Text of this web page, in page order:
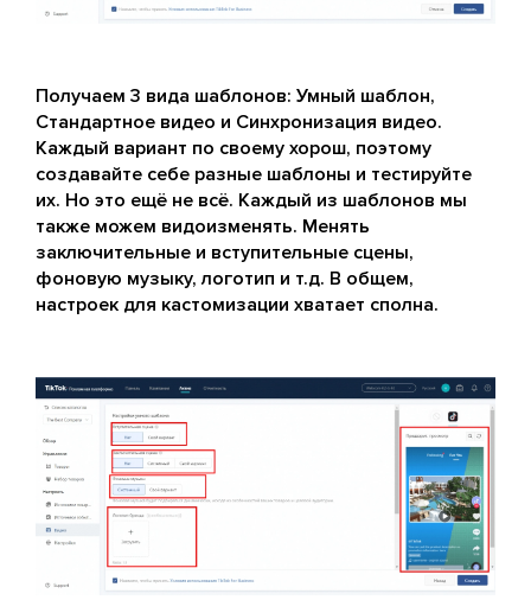
Получаем 3 вида шаблонов: Умный шаблон,
Стандартное видео и Синхронизация видео.
Каждый вариант по своему хорош, поэтому
создавайте себе разные шаблоны и тестируйте
их. Но это ещё не всё. Каждый из шаблонов мы
также можем видоизменять. Менять
заключительные и вступительные сцены,
фоновую музыку, логотип и т.д. В общем,
настроек для кастомизации хватает сполна.